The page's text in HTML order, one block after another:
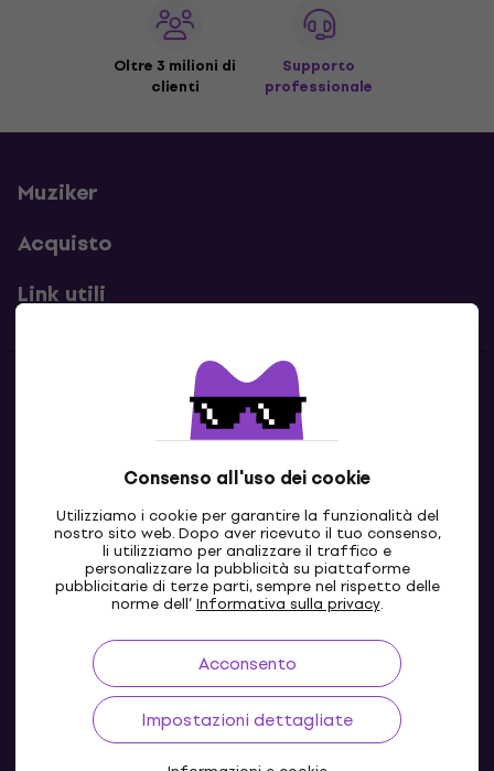
Consenso all'uso dei cookie
Utilizziamo i cookie per garantire la funzionalità del
nostro sito web. Dopo aver ricevuto il tuo consenso,
li utilizziamo per analizzare il traffico e
personalizzare la pubblicità su piattaforme
pubblicitarie di terze parti, sempre nel rispetto delle
norme dell’Informativa sulla privacy.
Acconsento
Impostazioni dettagliate
Oltre 3 milioni di
clienti
Supporto
professionale
Muziker
Acquisto
Link utili
Contatti
Contattaci
IT